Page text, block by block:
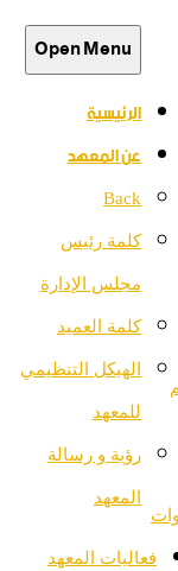
فعاليات المعهد
Open Menu
الرئيسية
عن المعهد
Back
كلمة رئيس
مجلس الإدارة
كلمة العميد
الهيكل التنظيمي
للمعهد
رؤية و رسالة
المعهد